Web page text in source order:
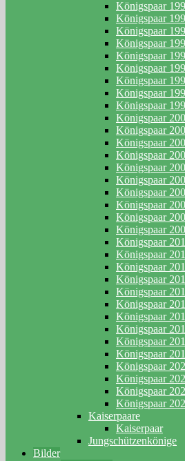
Königspaar
Königspaar
Königspaar
Königspaar
Königspaar
Königspaar
Königspaar
Königspaar
Königspaar
Königspaar
Königspaar
Königspaar
Königspaar
Königspaar
Königspaar
Königspaar
Königspaar
Königspaar
Königspaar
Königspaar
Königspaar
Königspaar
Königspaar
Königspaar
Königspaar
Königspaar
Königspaar
Königspaar
Königspaar
Königspaar
Königspaar
Königspaar
Königspaar
Kaiserpaare
Kaiserpaar
Jungschützenkönige
Bilder